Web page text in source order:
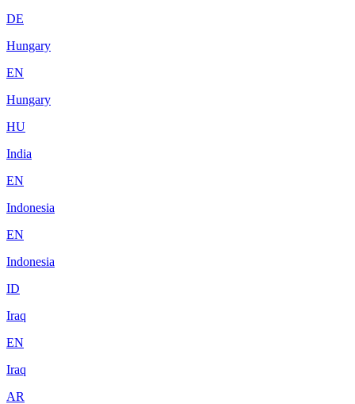
DE
Hungary
EN
Hungary
HU
India
EN
Indonesia
EN
Indonesia
ID
Iraq
EN
Iraq
AR